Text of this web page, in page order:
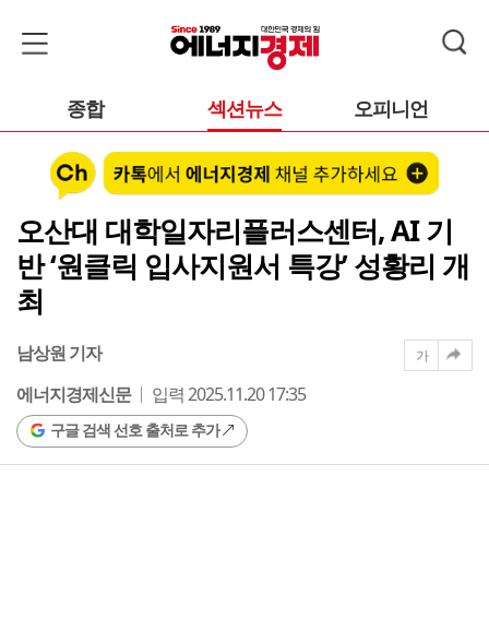
종합 섹션뉴스 오피니언
오산대 대학일자리플러스센터, AI 기
반 ‘원클릭 입사지원서 특강’ 성황리 개
최
남상원 기자
에너지경제신문
입력 2025.11.20 17:35
구글 검색 선호 출처로 추가
가